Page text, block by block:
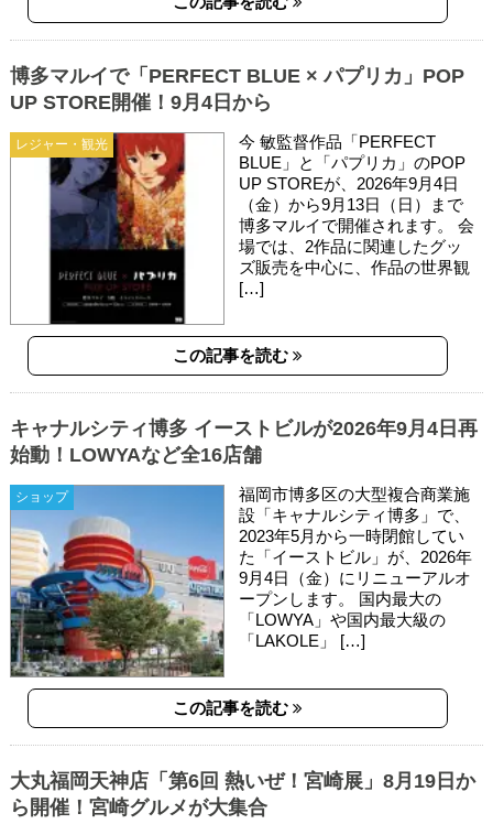
レジャー・観光
博多マルイで「PERFECT BLUE × パプリカ」POP
UP STORE開催！9月4日から
今 敏監督作品「PERFECT
BLUE」と「パプリカ」のPOP
UP STOREが、2026年9月4日
（金）から9月13日（日）まで
博多マルイで開催されます。 会
場では、2作品に関連したグッ
ズ販売を中心に、作品の世界観
[…]
この記事を読む
ショップ
キャナルシティ博多 イーストビルが2026年9月4日再
始動！LOWYAなど全16店舗
福岡市博多区の大型複合商業施
設「キャナルシティ博多」で、
2023年5月から一時閉館してい
た「イーストビル」が、2026年
9月4日（金）にリニューアルオ
ープンします。 国内最大の
「LOWYA」や国内最大級の
「LAKOLE」 […]
この記事を読む
大丸福岡天神店「第6回 熱いぜ！宮崎展」8月19日か
ら開催！宮崎グルメが大集合